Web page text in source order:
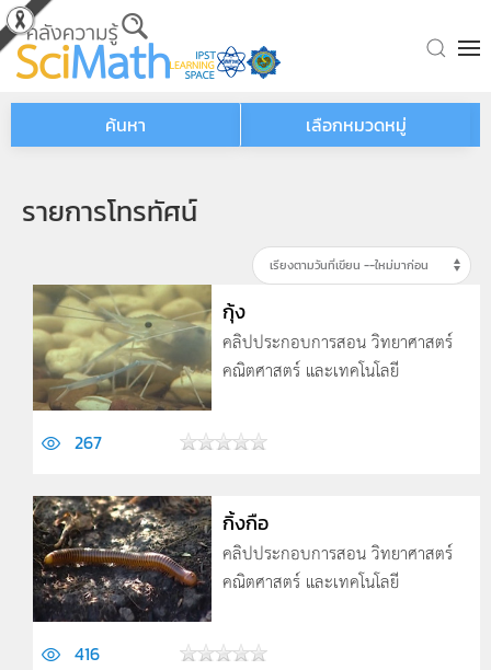
Skip to main content
ค้นหา เลือกหมวดหมู่
รายการโทรทัศน์
กุ้ง
คลิปประกอบการสอน วิทยาศาสตร์
คณิตศาสตร์ และเทคโนโลยี
267
กิ้งกือ
คลิปประกอบการสอน วิทยาศาสตร์
คณิตศาสตร์ และเทคโนโลยี
416